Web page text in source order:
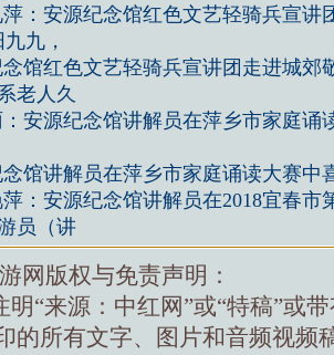
：安源纪念馆红色文艺轻骑兵宣讲
九，
馆红色文艺轻骑兵宣讲团走进城郊
老人久
安源纪念馆讲解员在萍乡市家庭诵
馆讲解员在萍乡市家庭诵读大赛中
：安源纪念馆讲解员在2018宜春市
员（讲
网版权与免责声明：
明“来源：中红网”或“特稿”或
的所有文字、图片和音频视频